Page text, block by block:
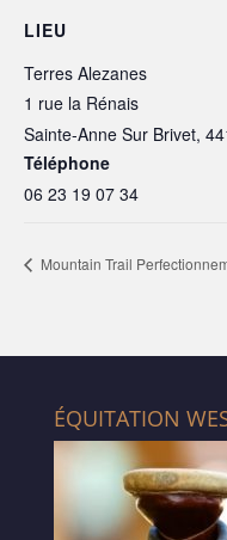
LIEU
Terres Alezanes
1 rue la Rénais
Sainte-Anne Sur Brivet,
Téléphone
06 23 19 07 34
Mountain Trail
ÉQUITATION